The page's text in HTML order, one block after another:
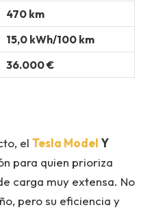
470 km
15,0 kWh/100 km
36.000 €
el Tesla Model Y
para quien prioriza
carga muy extensa. No
pero su eficiencia y